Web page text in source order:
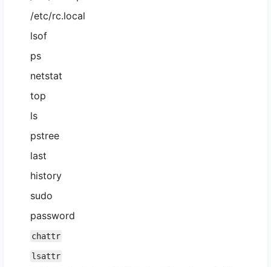
/etc/rc.local
lsof
ps
netstat
top
ls
pstree
last
history
sudo
password
chattr
lsattr